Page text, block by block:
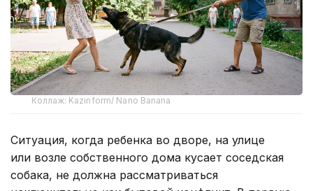
Коллаж: Kazinform/ Nano Banana
Ситуация, когда ребенка во дворе, на улице
или возле собственного дома кусает соседская
собака, не должна рассматриваться